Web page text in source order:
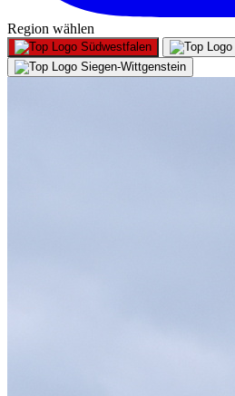
Region wählen
Südwestfalen
Siegen-Wittgenstein